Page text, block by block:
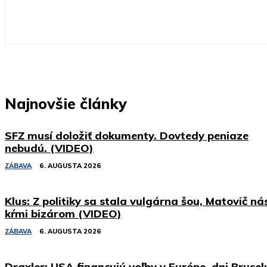
Najnovšie články
SFZ musí doložiť dokumenty. Dovtedy peniaze
nebudú. (VIDEO)
ZÁBAVA 6. AUGUSTA 2026
Klus: Z politiky sa stala vulgárna šou, Matovič
kŕmi bizárom (VIDEO)
ZÁBAVA 6. AUGUSTA 2026